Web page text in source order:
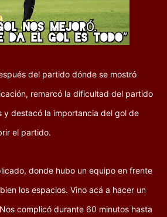
del partido dónde se mostró
remarcó la dificultad del partido
y destacó la importancia del gol de
el partido.
donde hubo un equipo en frente
los espacios. Vino acá a hacer un
complicó durante 60 minutos hasta